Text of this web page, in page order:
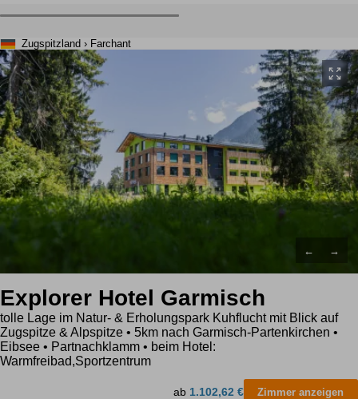
Zugspitzland › Farchant
← →
Explorer Hotel Garmisch
tolle Lage im Natur- & Erholungspark Kuhflucht mit Blick auf
Zugspitze & Alpspitze • 5km nach Garmisch-Partenkirchen •
Eibsee • Partnachklamm • beim Hotel:
Warmfreibad,Sportzentrum
ab 1.102,62 € Zimmer anzeigen